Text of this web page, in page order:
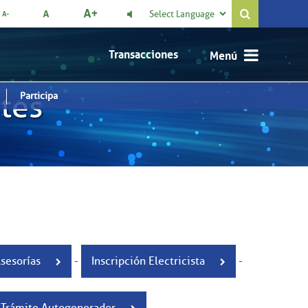
Select Language 
Transacciones
Participa
- Inscripción Electricista -